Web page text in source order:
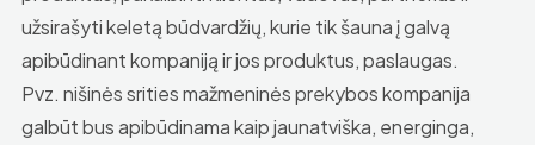
užsirašyti keletą būdvardžių, kurie tik šauna į galvą
apibūdinant kompaniją ir jos produktus, paslaugas.
Pvz. nišinės srities mažmeninės prekybos kompanija
galbūt bus apibūdinama kaip jaunatviška, energinga,